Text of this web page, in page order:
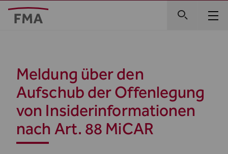
Meldung über den
Aufschub der Offenlegung
von Insiderinformationen
nach Art. 88 MiCAR